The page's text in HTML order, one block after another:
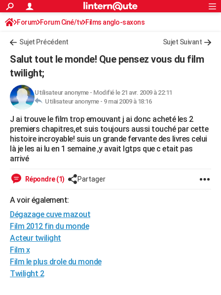
ACTUALITÉS
Politique
Société
Faits Divers
Education
Monde
Villes
+
Programme TV
TNTStreaming
Cinéma
Sorties cinéma
Musique
+FINANCE
Retraite
Impôts
Epargne
Immobilier
Risques naturels par ville
Banque
Assurance
Crédit
AUTO
Essais
Réserver un essai
Citadines
Berlines
SUV
Forum auto
HIGH-TECH
Mobiles
Meilleur smartphone
Internet
Ordinateurs
Jeux vidéo
Guide high-tech
+BRICOLAGE
Forum
Aménagement intérieur
Extérieur
Cuisine
Salle de bains
Jardinage
Rangement
WEEK-END
LIFESTYLE
Alimentation
Guide de la santé
Maladies
Médicaments
Sommeil
VOYAGE
Destinations
City break
Voyage nature
Voyage de noces
Forum
Climat
+PHOTO
GUIDES D'ACHAT
BONS PLANS
S'inscrire
Connexion
Forum Forum Ciné/tv Films anglo-saxons
Sujet Précédent Sujet Suivant
Salut tout le monde! Que pensez vous du film
twilight;
Utilisateur anonyme- Modifié le 21 avr. 2009 à 22:11
Utilisateur anonyme - 9 mai 2009 à 18:16
J ai trouve le film trop emouvant j ai donc acheté les 2
premiers chapitres,et suis toujours aussi touché par cette
histoire incroyable! suis un grande fervante des livres celui
là je les ai lu en 1 semaine ,y avait lgtps que c etait pas
arrivé
Répondre (1) Partager
A voir également:
Dégazage cuve mazout
Film 2012 fin du monde
Acteur twilight
Film x
Film le plus drole du monde
Twilight 2